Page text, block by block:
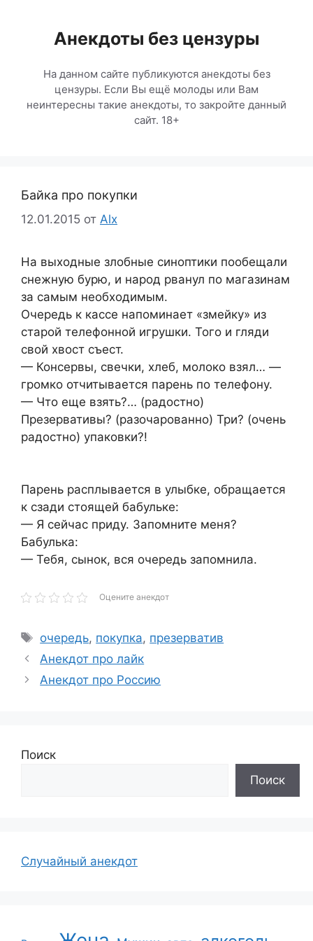
содержимомуАнекдоты без цензуры
На данном сайте публикуются анекдоты без
цензуры. Если Вы ещё молоды или Вам
неинтересны такие анекдоты, то закройте данный
сайт. 18+
Байка про покупки
12.01.2015 от Alx
На выходные злобные синоптики пообещали
снежную бурю, и народ рванул по магазинам
за самым необходимым.
Очередь к кассе напоминает «змейку» из
старой телефонной игрушки. Того и гляди
свой хвост съест.
— Консервы, свечки, хлеб, молоко взял… —
громко отчитывается парень по телефону.
— Что еще взять?… (радостно)
Презервативы? (разочарованно) Три? (очень
радостно) упаковки?!
Парень расплывается в улыбке, обращается
к сзади стоящей бабульке:
— Я сейчас приду. Запомните меня?
Бабулька:
— Тебя, сынок, вся очередь запомнила.
Оцените анекдот
Метки
очередь, покупка, презерватив
Анекдот про лайк
Анекдот про Россию
Поиск
Поиск
Случайный анекдот